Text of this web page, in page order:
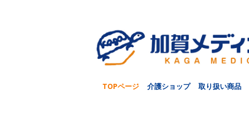
TOPページ 介護ショップ 取り扱い商品